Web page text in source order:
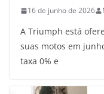
16 de junho de 2026
A Triumph está
suas motos em
taxa 0% e